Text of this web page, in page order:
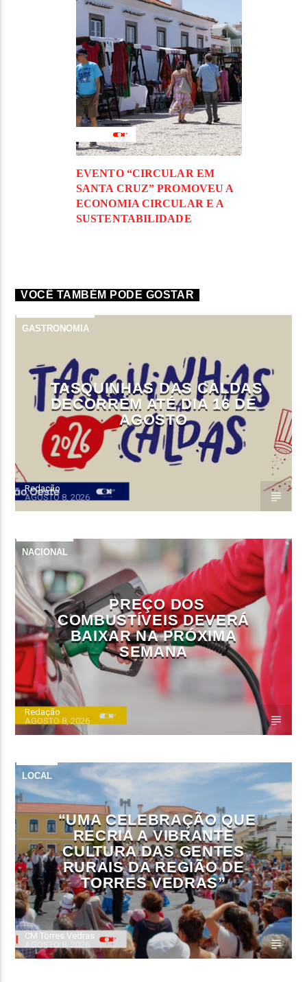
EVENTO “CIRCULAR EM
SANTA CRUZ” PROMOVEU A
ECONOMIA CIRCULAR E A
SUSTENTABILIDADE
VOCÊ TAMBÉM PODE GOSTAR
GASTRONOMIA
TASQUINHAS DAS CALDAS
DECORREM ATÉ DIA 16 DE
AGOSTO
Redação
AGOSTO 8, 2026
NACIONAL
PREÇO DOS
COMBUSTÍVEIS DEVERÁ
BAIXAR NA PRÓXIMA
SEMANA
Redação
AGOSTO 8, 2026
LOCAL
“UMA CELEBRAÇÃO QUE
RECRIA A VIBRANTE
CULTURA DAS GENTES
RURAIS DA REGIÃO DE
TORRES VEDRAS”
CM Torres Vedras